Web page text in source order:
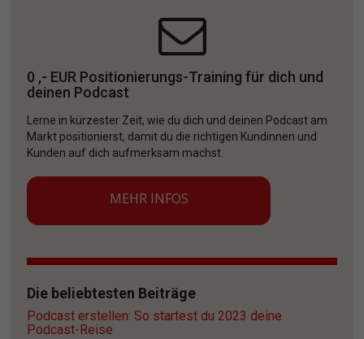
0 ,- EUR Positionierungs-Training für dich und
deinen Podcast
Lerne in kürzester Zeit, wie du dich und deinen Podcast am
Markt positionierst, damit du die richtigen Kundinnen und
Kunden auf dich aufmerksam machst.
MEHR INFOS
Die beliebtesten Beiträge
Podcast erstellen: So startest du 2023 deine
Podcast-Reise